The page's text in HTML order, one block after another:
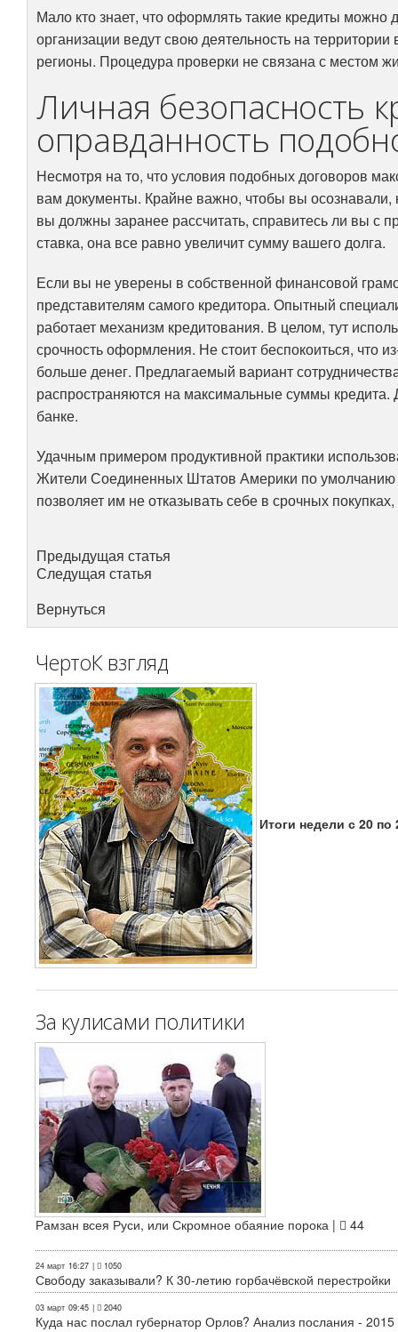
Мало кто знает, что оформлять такие кредиты
организации ведут свою деятельность на
регионы. Процедура проверки не связана с местом
Личная безопасность
оправданность
Несмотря на то, что условия подобных договоров
вам документы. Крайне важно, чтобы вы осознавали,
вы должны заранее рассчитать, справитесь ли вы с
ставка, она все равно увеличит сумму вашего долга.
Если вы не уверены в собственной финансовой
представителям самого кредитора. Опытный
работает механизм кредитования. В целом, тут
срочность оформления. Не стоит беспокоиться, что
больше денег. Предлагаемый вариант
распространяются на максимальные суммы
банке.
Удачным примером продуктивной практики
Жители Соединенных Штатов Америки по умолчанию
позволяет им не отказывать себе в срочных
Предыдущая статья
Следущая статья
Вернуться
ЧертоК взгляд
Итоги недели с 20 по
За кулисами политики
Рамзан всея Руси, или Скромное обаяние порока | 44
24 март 16:27 | 1050
Свободу заказывали? К 30-летию горбачёвской перестройки
03 март 09:45 | 2040
Куда нас послал губернатор Орлов? Анализ послания - 2015